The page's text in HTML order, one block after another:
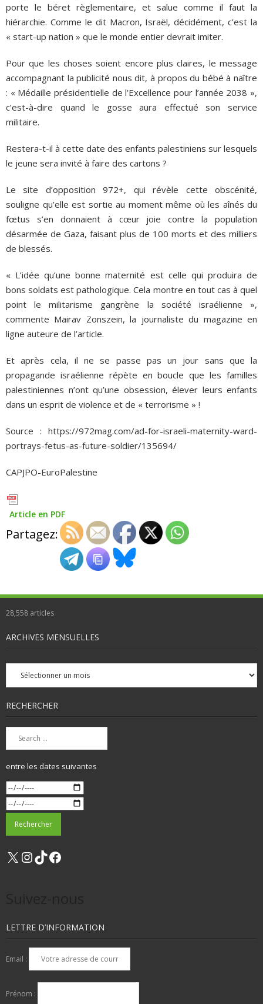
porte le béret règlementaire, et salue comme il faut la
hiérarchie. Comme le dit Macron, Israël, décidément, c’est la
« start-up nation » que le monde entier devrait imiter.
Pour que les choses soient encore plus claires, le message
accompagnant la publicité nous dit, à propos du bébé à naître
: « Médaille présidentielle de l’Excellence pour l’année 2038 »,
c’est-à-dire quand le gosse aura effectué son service
militaire.
Restera-t-il à cette date des enfants palestiniens sur lesquels
le jeune sera invité à faire des cartons ?
Le site d’opposition 972+, qui révèle cette obscénité,
souligne qu’elle est sortie au moment même où les aînés du
fœtus s’en donnaient à cœur joie contre la population
désarmée de Gaza, faisant plus de 100 morts et des milliers
de blessés.
« L’idée qu’une bonne maternité est celle qui produira de
bons soldats est pathologique. Cela montre en tout cas à quel
point le militarisme gangrène la société israélienne »,
commente Mairav Zonszein, la journaliste du magazine en
ligne auteure de l’article.
Et après cela, il ne se passe pas un jour sans que la
propagande israélienne répète en boucle que les familles
palestiniennes n’ont qu’une obsession, élever leurs enfants
dans un esprit de violence et de « terrorisme » !
Source : https://972mag.com/ad-for-israeli-maternity-ward-
portrays-fetus-as-future-soldier/135694/
CAPJPO-EuroPalestine
Article en PDF
Partagez:
28,558 articles
ARCHIVES MENSUELLES
Archives
mensuelles
RECHERCHER
entre les dates suivantes
X Instagram
TikTok
LETTRE D’INFORMATION
Email :
Prénom :